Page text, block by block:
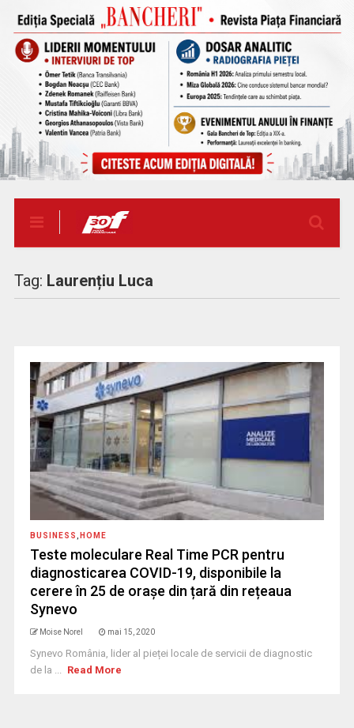
Tag: Laurențiu Luca
BUSINESS HOME
Teste moleculare Real Time PCR pentru
diagnosticarea COVID-19, disponibile la
cerere în 25 de orașe din țară din rețeaua
Synevo
Moise Norel mai 15, 2020
Synevo România, lider al pieței locale de servicii de diagnostic
de la ... Read More